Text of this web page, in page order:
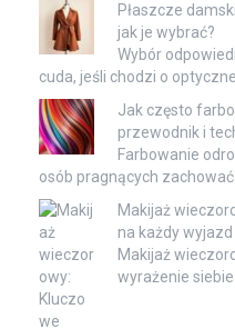
Płaszcze
jak je wybrać?
Wybór
cuda, jeśli chodzi o
Jak często
przewodnik i
Farbowanie
osób pragnących
Makijaż
na każdy wyjazd
Makijaż
wyrażenie